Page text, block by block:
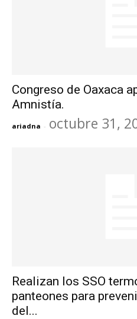
Congreso de Oaxaca
Amnistía.
ariadna - octubre 31,
Realizan los SSO
panteones para
del...